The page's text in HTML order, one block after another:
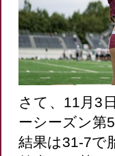
さて、11月3
ーシーズン第
結果は31-7で